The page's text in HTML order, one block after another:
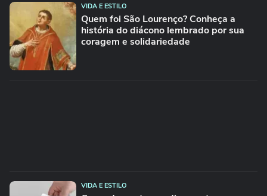
VIDA E ESTILO
Quem foi São Lourenço? Conheça a
história do diácono lembrado por sua
coragem e solidariedade
VIDA E ESTILO